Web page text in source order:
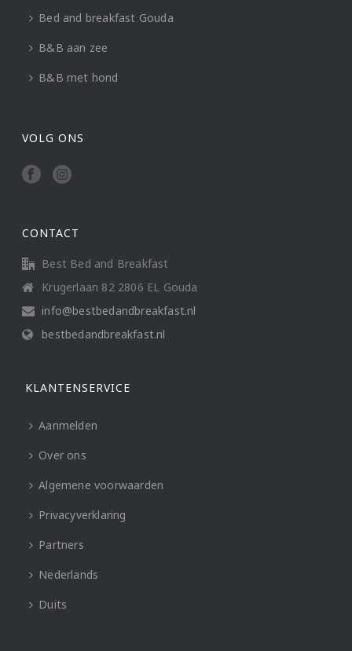
Bed and breakfast Gouda
B&B aan zee
B&B met hond
VOLG ONS
CONTACT
Best Bed and Breakfast
Krugerlaan 82 2806 EL Gouda
info@bestbedandbreakfast.nl
bestbedandbreakfast.nl
KLANTENSERVICE
Aanmelden
Over ons
Algemene voorwaarden
Privacyverklaring
Partners
Nederlands
Duits